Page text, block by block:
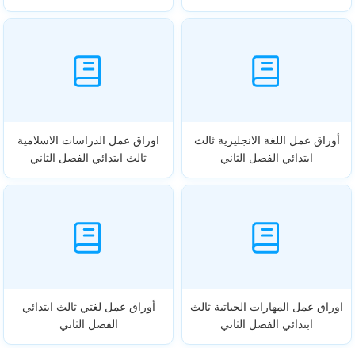
أوراق عمل اللغة الانجليزية ثالث
ابتدائي الفصل الثاني
اوراق عمل الدراسات الاسلامية
ثالث ابتدائي الفصل الثاني
اوراق عمل المهارات الحياتية ثالث
ابتدائي الفصل الثاني
أوراق عمل لغتي ثالث ابتدائي
الفصل الثاني